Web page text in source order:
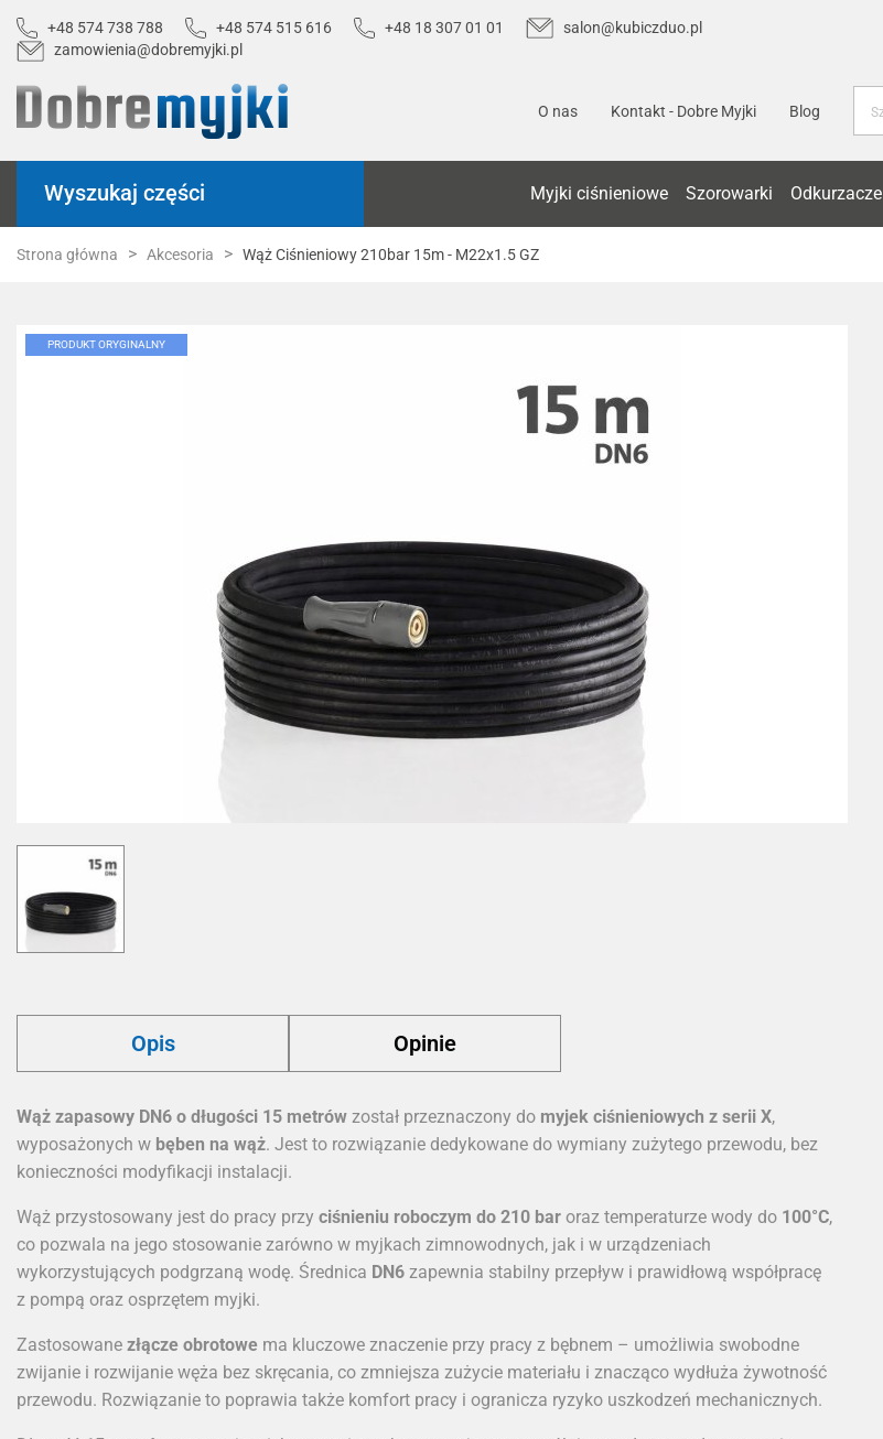
+48 574 738 788 +48 574 515 616 +48 18 307 01 01
salon@kubiczduo.pl
zamowienia@dobremyjki.pl
O nas Kontakt - Dobre Myjki Blog
Wyszukaj części Myjki ciśnieniowe Szorowarki Odkurzacze
Strona główna Akcesoria Wąż Ciśnieniowy 210bar 15m - M22x1.5 GZ
PRODUKT ORYGINALNY
Opis Opinie
Wąż zapasowy DN6 o długości 15 metrów został przeznaczony do myjek ciśnieniowych z serii X,
wyposażonych w bęben na wąż. Jest to rozwiązanie dedykowane do wymiany zużytego przewodu, bez
konieczności modyfikacji instalacji.
Wąż przystosowany jest do pracy przy ciśnieniu roboczym do 210 bar oraz temperaturze wody do 100°C,
co pozwala na jego stosowanie zarówno w myjkach zimnowodnych, jak i w urządzeniach
wykorzystujących podgrzaną wodę. Średnica DN6 zapewnia stabilny przepływ i prawidłową współpracę
z pompą oraz osprzętem myjki.
Zastosowane złącze obrotowe ma kluczowe znaczenie przy pracy z bębnem – umożliwia swobodne
zwijanie i rozwijanie węża bez skręcania, co zmniejsza zużycie materiału i znacząco wydłuża żywotność
przewodu. Rozwiązanie to poprawia także komfort pracy i ogranicza ryzyko uszkodzeń mechanicznych.